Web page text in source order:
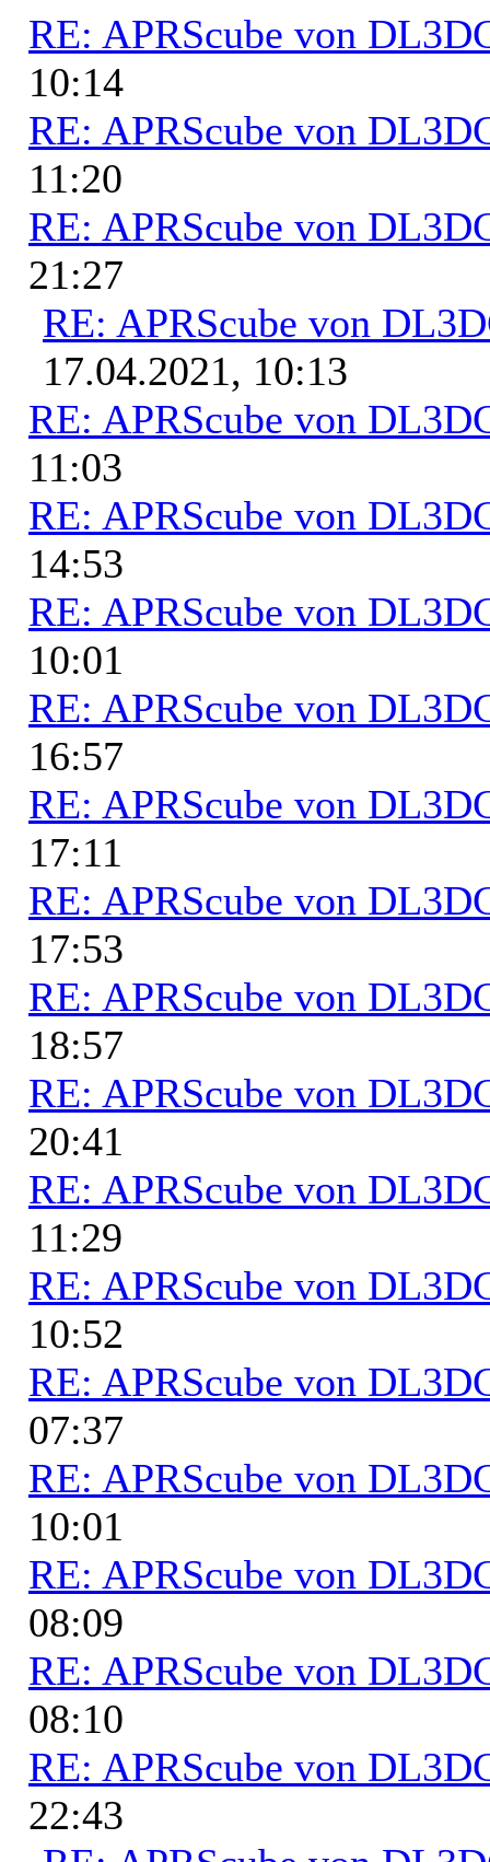
RE: APRScube von
10:14
RE: APRScube von
11:20
RE: APRScube von
21:27
RE: APRScube von
17.04.2021, 10:13
RE: APRScube von
11:03
RE: APRScube von
14:53
RE: APRScube von
10:01
RE: APRScube von
16:57
RE: APRScube von
17:11
RE: APRScube von
17:53
RE: APRScube von
18:57
RE: APRScube von
20:41
RE: APRScube von
11:29
RE: APRScube von
10:52
RE: APRScube von
07:37
RE: APRScube von
10:01
RE: APRScube von
08:09
RE: APRScube von
08:10
RE: APRScube von
22:43